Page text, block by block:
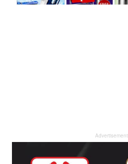
Advertisement